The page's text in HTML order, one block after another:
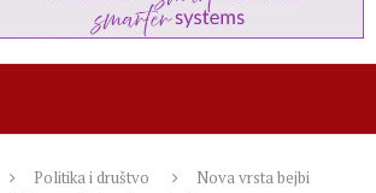
Politika i društvo
Nova vrsta bejbi